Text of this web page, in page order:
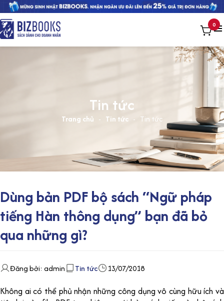
0
Tin tức
Trang chủ - Tin tức - Tin tức
Dùng bản PDF bộ sách “Ngữ pháp
tiếng Hàn thông dụng” bạn đã bỏ
qua những gì?
Đăng bởi: admin Tin tức 13/07/2018
Không ai có thể phủ nhận những công dụng vô cùng hữu ích và